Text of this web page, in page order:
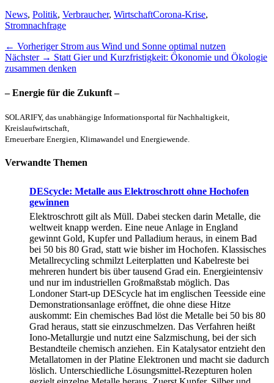
Kategorien
News, Politik, Verbraucher, WirtschaftSchlagworte
Corona-Krise,
Stromnachfrage
Beitragsnavigation
← Vorheriger Vorheriger
Beitrag:
Strom aus Wind und Sonne optimal nutzen
Nächster → Nächster
Beitrag:
Statt Gier und Kurzfristigkeit: Ökonomie und Ökologie
zusammen denken
– Energie für die Zukunft –
SOLARIFY, das unabhängige Informationsportal für Nachhaltigkeit,
Kreislaufwirtschaft,
Erneuerbare Energien, Klimawandel und Energiewende.
Verwandte Themen
DEScycle: Metalle aus Elektroschrott ohne Hochofen
gewinnen
Elektroschrott gilt als Müll. Dabei stecken darin Metalle, die
weltweit knapp werden. Eine neue Anlage in England
gewinnt Gold, Kupfer und Palladium heraus, in einem Bad
bei 50 bis 80 Grad, statt wie bisher im Hochofen. Klassisches
Metallrecycling schmilzt Leiterplatten und Kabelreste bei
mehreren hundert bis über tausend Grad ein. Energieintensiv
und nur im industriellen Großmaßstab möglich. Das
Londoner Start-up DEScycle hat im englischen Teesside eine
Demonstrationsanlage eröffnet, die ohne diese Hitze
auskommt: Ein chemisches Bad löst die Metalle bei 50 bis 80
Grad heraus, statt sie einzuschmelzen. Das Verfahren heißt
Iono-Metallurgie und nutzt eine Salzmischung, bei der sich
Bestandteile chemisch anziehen. Ein Katalysator entzieht den
Metallatomen in der Platine Elektronen und macht sie dadurch
löslich. Unterschiedliche Lösungsmittel-Rezepturen holen